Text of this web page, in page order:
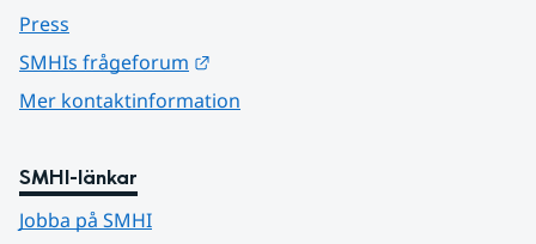
Press
SMHIs frågeforum
Mer kontaktinformation
SMHI-länkar
Jobba på SMHI